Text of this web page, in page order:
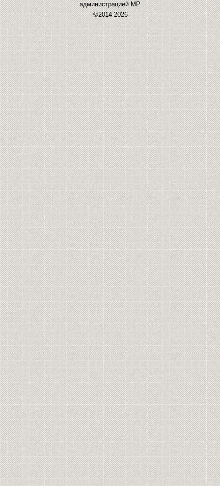
администрацией МР.
©2014-2026